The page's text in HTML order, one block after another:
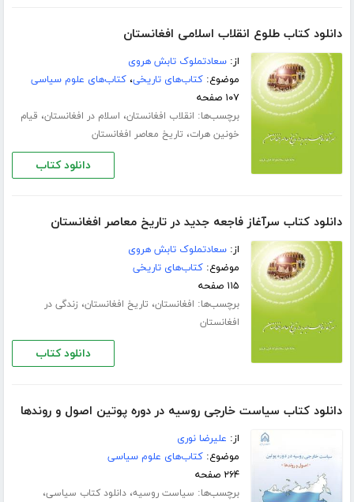
دانلود کتاب طلوع انقلاب اسلامی افغانستان
از:سعادتملوک تابش هروی
موضوع:کتاب‌های تاریخی،کتاب‌های علوم سیاسی
۱۰۷ صفحه
برچسب‌ها: انقلاب افغانستان، اسلام در افغانستان، قیام
خونین هرات، تاریخ معاصر افغانستان
دانلود کتاب
دانلود کتاب سرآغاز فاجعه جدید در تاریخ معاصر افغانستان
از:سعادتملوک تابش هروی
موضوع:کتاب‌های تاریخی
۱۱۵ صفحه
برچسب‌ها: افغانستان، تاریخ افغانستان، زندگی در
افغانستان
دانلود کتاب
دانلود کتاب سیاست خارجی روسیه در دوره پوتین اصول و روندها
از: علیرضا نوری
موضوع:کتاب‌های علوم سیاسی
۲۶۴ صفحه
برچسب‌ها: سیاست روسیه،دانلود کتاب سیاسی،